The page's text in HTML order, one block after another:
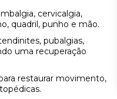
cervicalgia,
quadril, punho e mão.
pubalgias,
uma recuperação
restaurar movimento,